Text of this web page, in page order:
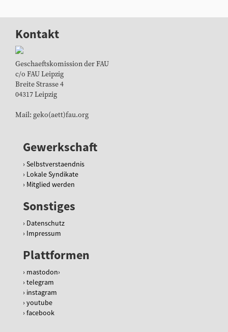
Kontakt
Geschaeftskomission der FAU
c/o FAU Leipzig
Breite Strasse 4
04317 Leipzig
Mail: geko(aett)fau.org
Gewerkschaft
Selbstverstaendnis
Lokale Syndikate
Mitglied werden
Sonstiges
Datenschutz
Impressum
Plattformen
mastodon
telegram
instagram
youtube
facebook